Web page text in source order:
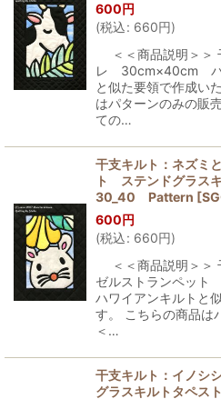
600円
(税込: 660円)
＜＜商品説明＞＞
レ 30cm×40cm パ
と似た要領で作成い
はパターンのみの販
ての…
干支キルト：ネズミ
ト ステンドグラス
30_40 Pattern [
600円
(税込: 660円)
＜＜商品説明＞＞
ゼルストランペッ
ハワイアンキルトと
す。 こちらの商品は
＜…
干支キルト：イノシ
グラスキルトタペ